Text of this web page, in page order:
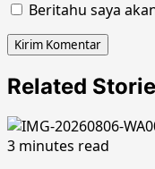
Beritahu saya
Related
3 minutes read